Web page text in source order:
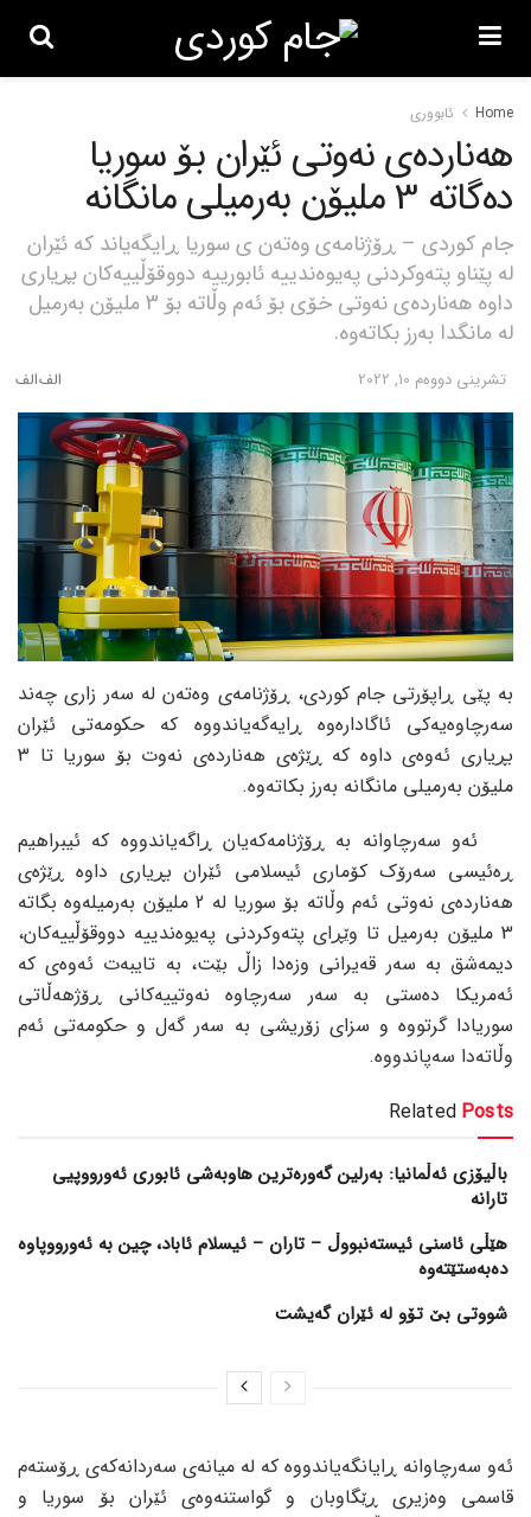
Home ئابووری
هەناردەی نەوتی ئێران بۆ سوریا
دەگاتە 3 ملیۆن بەرمیلی مانگانە
جام کوردی – ڕۆژنامەی وەتەن ی سوریا ڕایگەیاند کە ئێران
لە پێناو پتەوکردنی پەیوەندییە ئابورییە دووقۆڵییەکان بڕیاری
داوە هەناردەی نەوتی خۆی بۆ ئەم وڵاتە بۆ 3 ملیۆن بەرمیل
لە مانگدا بەرز بکاتەوە.
تشرینی دووه‌م 10, 2022
بە پێی ڕاپۆرتی جام کوردی، ڕۆژنامەی وەتەن لە سەر زاری چەند
سەرچاوەیەکی ئاگادارەوە ڕایەگەیاندووە کە حکومەتی ئێران
بڕیاری ئەوەی داوە کە ڕێژەی هەناردەی نەوت بۆ سوریا تا 3
ملیۆن بەرمیلی مانگانە بەرز بکاتەوە.
ئەو سەرچاوانە بە ڕۆژنامەکەیان ڕاگەیاندووە کە ئیبراهیم
ڕەئیسی سەرۆک کۆماری ئیسلامی ئێران بڕیاری داوە ڕێژەی
هەناردەی نەوتی ئەم وڵاتە بۆ سوریا لە 2 ملیۆن بەرمیلەوە بگاتە
3 ملیۆن بەرمیل تا وێڕای پتەوکردنی پەیوەندییە دووقۆڵییەکان،
دیمەشق بە سەر قەیرانی وزەدا زاڵ بێت، بە تایبەت ئەوەی کە
ئەمریکا دەستی بە سەر سەرچاوە نەوتییەکانی ڕۆژهەڵاتی
سوریادا گرتووە و سزای زۆریشی بە سەر گەل و حکومەتی ئەم
وڵاتەدا سەپاندووە.
Related Posts
باڵیۆزی ئەڵمانیا: بەرلین گەورەترین هاوبەشی ئابوری ئەورووپیی
تارانە
هێڵی ئاسنی ئیستەنبووڵ – تاران – ئیسلام ئاباد، چین بە ئەورووپاوە
دەبەستێتەوە
شووتی بێ تۆو لە ئێران گەیشت
ئەو سەرچاوانە ڕایانگەیاندووە کە لە میانەی سەردانەکەی ڕۆستەم
قاسمی وەزیری ڕێگاوبان و گواستنەوەی ئێران بۆ سوریا و